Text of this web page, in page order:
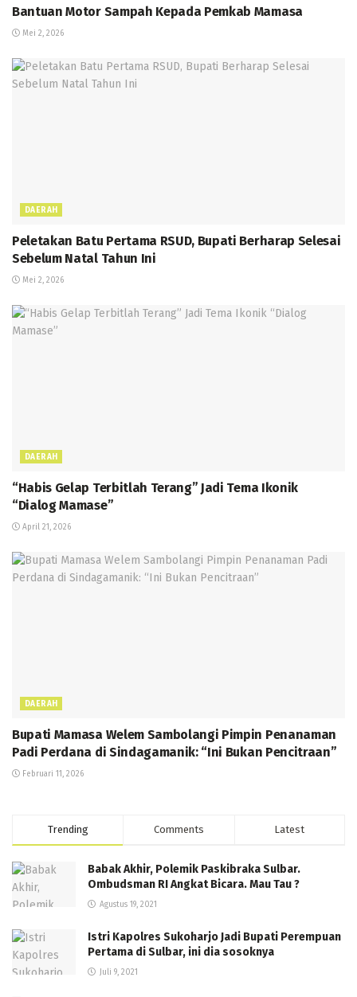
Bantuan Motor Sampah Kepada Pemkab Mamasa
Mei 2, 2026
DAERAH
Peletakan Batu Pertama RSUD, Bupati Berharap Selesai
Sebelum Natal Tahun Ini
Mei 2, 2026
DAERAH
“Habis Gelap Terbitlah Terang” Jadi Tema Ikonik
“Dialog Mamase”
April 21, 2026
DAERAH
Bupati Mamasa Welem Sambolangi Pimpin Penanaman
Padi Perdana di Sindagamanik: “Ini Bukan Pencitraan”
Februari 11, 2026
Trending Comments Latest
Babak Akhir, Polemik Paskibraka Sulbar.
Ombudsman RI Angkat Bicara. Mau Tau ?
Agustus 19, 2021
Istri Kapolres Sukoharjo Jadi Bupati Perempuan
Pertama di Sulbar, ini dia sosoknya
Juli 9, 2021